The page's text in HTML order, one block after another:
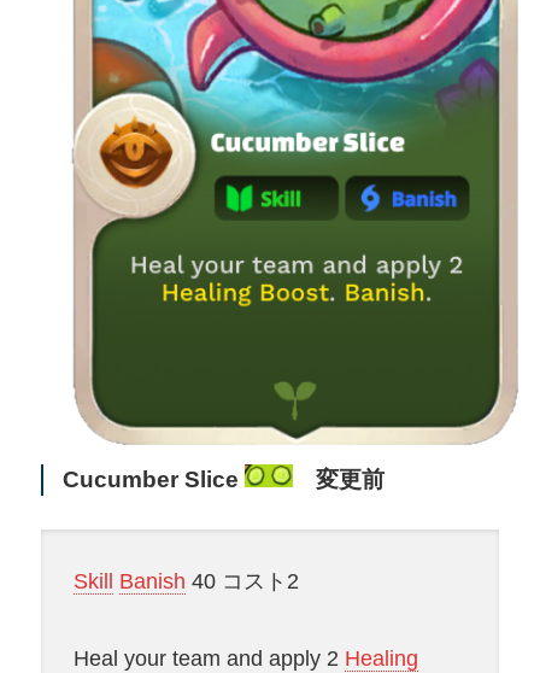
Cucumber Slice 変更前
Skill Banish 40 コスト2
Heal your team and apply 2 Healing